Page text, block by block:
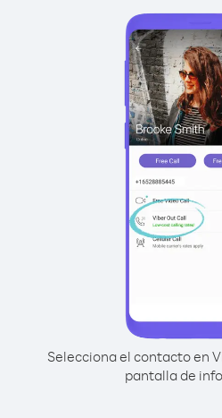
Selecciona el contacto en
pantalla de